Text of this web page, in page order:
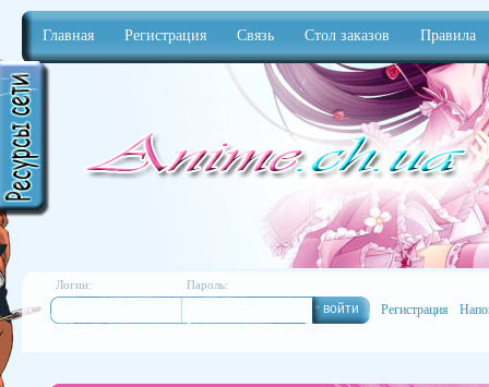
Главная Регистрация Связь Стол заказов Правила
Логин: Пароль:
Регистрация